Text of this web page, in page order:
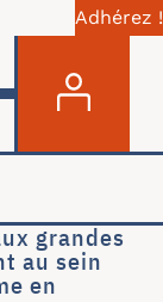
Adhérez !
grandes
au sein
en